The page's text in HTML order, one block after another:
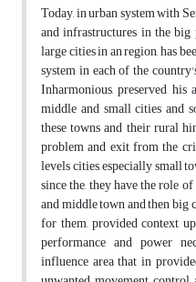
Today, in urban system with
and infrastructures in the
large cities in an region, has
system in each of the
Inharmonious, preserved his
middle and small cities and
these towns and their rural
problem and exit from the
levels cities, especially small
since the, they have the role
and middle town and then big
for them, provided context
performance and power
influence area that in